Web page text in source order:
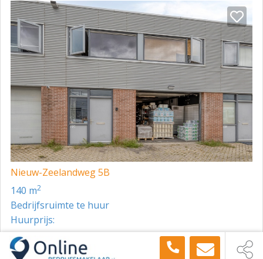
Nieuw-Zeelandweg 5B
140 m2
Bedrijfsruimte te huur
Huurprijs:
Toon meer panden in de buurt →